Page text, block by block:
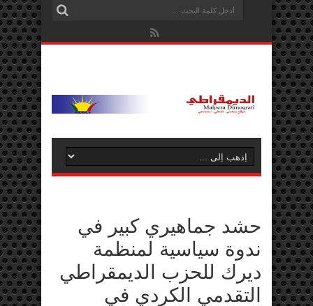
حشد جماهيري كبير في
ندوة سياسية لمنظمة
ديرك للحزب الديمقراطي
التقدمي الكردي في